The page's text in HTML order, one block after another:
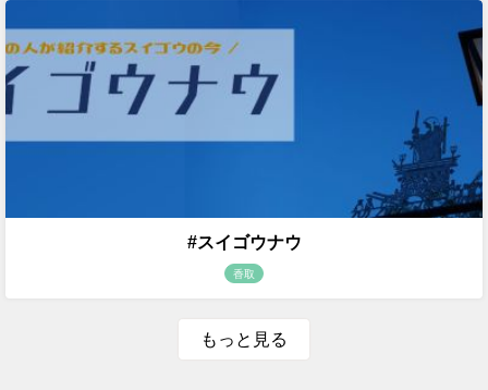
#スイゴウナウ
香取
もっと見る